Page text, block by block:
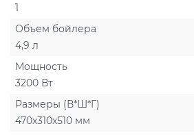
1
Объем бойлера
4,9 л
Мощность
3200 Вт
Размеры (В*Ш*Г)
470х310х510 мм